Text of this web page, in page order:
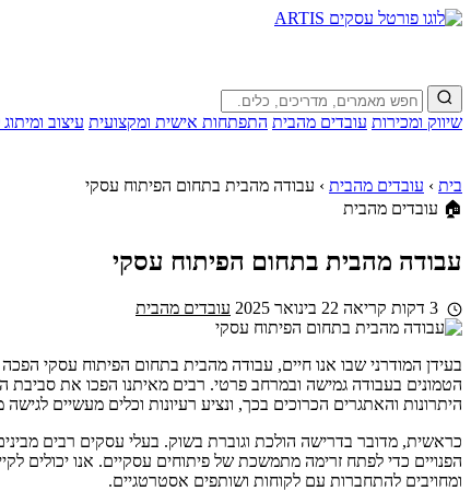
שיווק ומכירות עובדים מהבית התפתחות אישית ומקצועית עיצוב
בית › עובדים מהבית › עבודה מהבית בתחום הפיתוח עסקי
🏠 עובדים מהבית
עבודה מהבית בתחום הפיתוח עסקי
22 בינואר 2025 עובדים מהבית
בעידן המודרני שבו אנו חיים, עבודה מהבית בתחום הפיתוח עסקי
הטמונים בעבודה גמישה ובמרחב פרטי. רבים מאיתנו הפכו את
היתרונות והאתגרים הכרוכים בכך, ונציע רעיונות וכלים מעשיים
כראשית, מדובר בדרישה הולכת וגוברת בשוק. בעלי עסקים רבים
הפנויים כדי לפתח זרימה מתמשכת של פיתוחים עסקיים. אנו יכולים
ומחויבים להתחברות עם לקוחות ושותפים אסטרטגיים.